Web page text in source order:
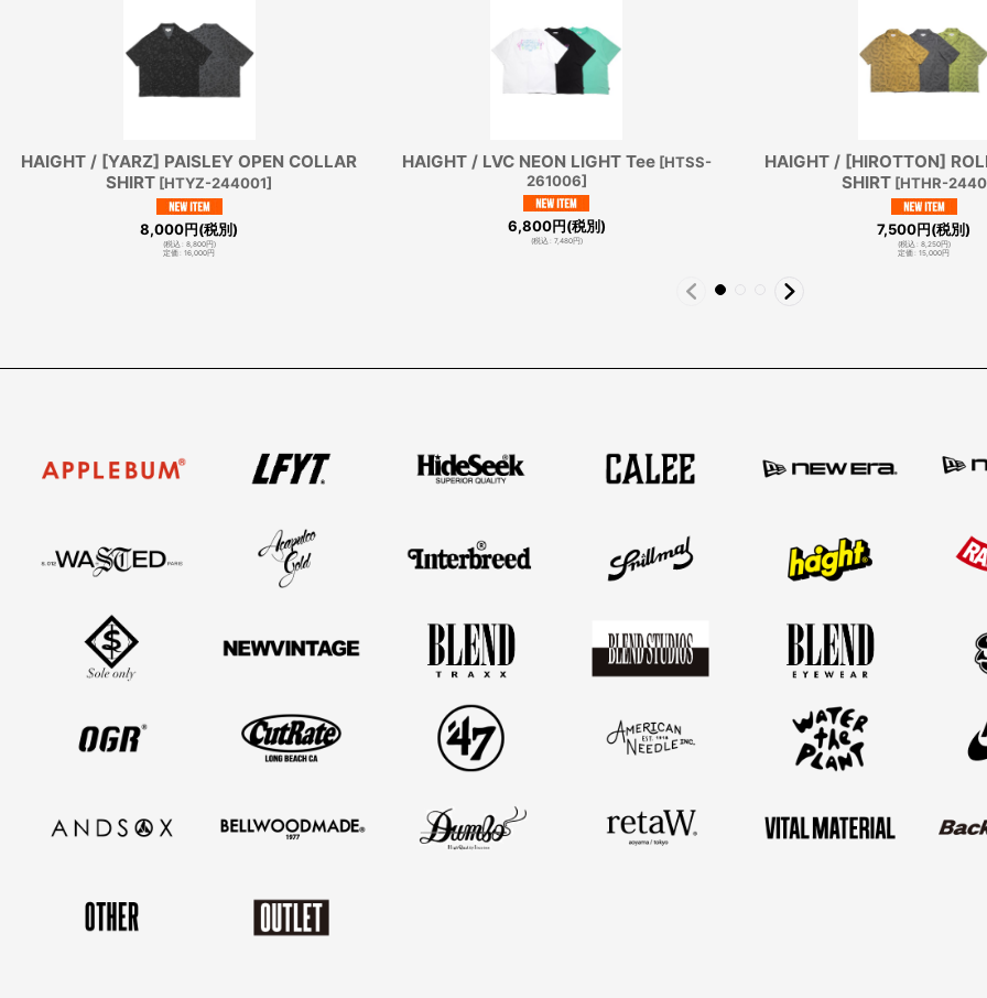
HAIGHT / [YARZ] PAISLEY OPEN COLLAR
SHIRT [HTYZ-244001]
8,000円(税別)
(税込: 8,800円)
定価 : 16,000円
HAIGHT / LVC NEON LIGHT Tee [HTSS-
261006]
6,800円(税別)
(税込: 7,480円)
HAIGHT / [HIROTTON]
SHIRT [HTHR-
7,500円(税別)
(税込: 8,250円)
定価 : 15,000円